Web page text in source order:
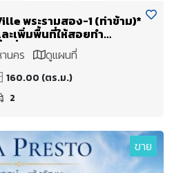
พระรามสอง-1 (ท่าข้าม)*
ะเพิ่มพื้นที่ให้สอยทำ
ใช้สอย + จาก 160 ตร.ม.
.)
นคร ดูแผนที่
160.00 (ตร.ม.)
2
ขาย